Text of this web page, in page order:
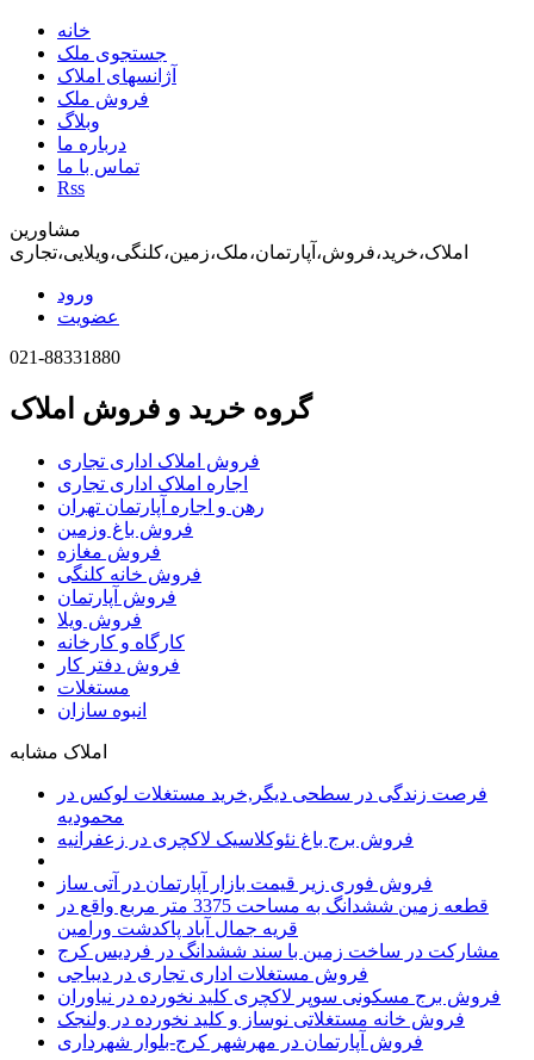
خانه
جستجوی ملک
آژانسهای املاک
فروش ملک
وبلاگ
درباره ما
تماس با ما
Rss
مشاورین
املاک،خرید،فروش،آپارتمان،ملک،زمین،کلنگی،ویلایی،تجاری
ورود
عضویت
021-88331880
گروه خرید و فروش املاک
فروش املاک اداری تجاری
اجاره املاک اداری تجاری
رهن و اجاره آپارتمان تهران
فروش باغ وزمین
فروش مغازه
فروش خانه کلنگی
فروش آپارتمان
فروش ویلا
کارگاه و کارخانه
فروش دفتر کار
مستغلات
انبوه سازان
املاک مشابه
فرصت زندگی در سطحی دیگر,خرید مستغلات لوکس در
محمودیه
فروش برج باغ نئوکلاسیک لاکچری در زعفرانیه
فروش فوری زیر قیمت بازار آپارتمان در آتی ساز
قطعه زمین ششدانگ به مساحت 3375 متر مربع واقع در
قریه جمال آباد پاکدشت ورامین
مشارکت در ساخت زمین با سند ششدانگ در فردیس کرج
فروش مستغلات اداری تجاری در دیباجی
فروش برج مسکونی سوپر لاکچری کلید نخورده در نیاوران
فروش خانه مستغلاتی نوساز و کلید نخورده در ولنجک
فروش آپارتمان در مهرشهر کرج-بلوار شهرداری